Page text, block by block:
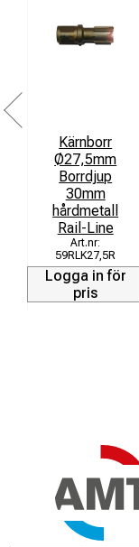
Kärnborr
Ø27,5mm
Borrdjup
30mm
hårdmetall
Rail-Line
59RLK27,5R
Logga in för
pris